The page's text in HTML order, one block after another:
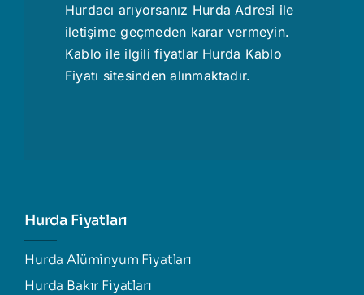
Hurdacı arıyorsanız Hurda Adresi ile
iletişime geçmeden karar vermeyin.
Kablo ile ilgili fiyatlar Hurda Kablo
Fiyatı sitesinden alınmaktadır.
Hurda Fiyatları
Hurda Alüminyum Fiyatları
Hurda Bakır Fiyatları